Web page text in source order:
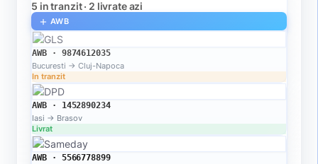
5 in tranzit · 2 livrate azi
add AWB
AWB · 9874612035
Bucuresti → Cluj-Napoca
In tranzit
AWB · 1452890234
Iasi → Brasov
Livrat
AWB · 5566778899